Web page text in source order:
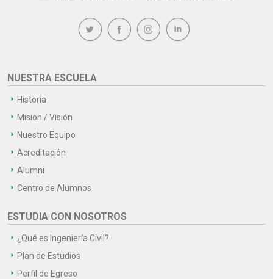
NUESTRA ESCUELA
Historia
Misión / Visión
Nuestro Equipo
Acreditación
Alumni
Centro de Alumnos
ESTUDIA CON NOSOTROS
¿Qué es Ingeniería Civil?
Plan de Estudios
Perfil de Egreso